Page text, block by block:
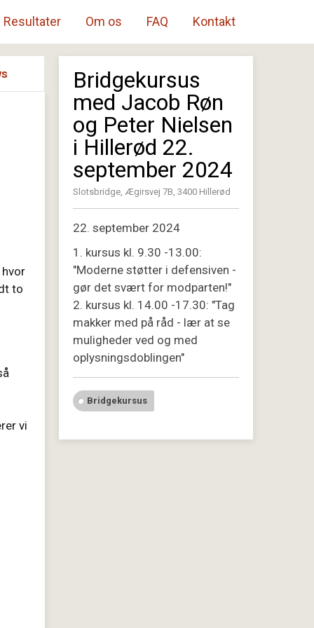
Resultater Om os FAQ Kontakt
to
vi
Bridgekursus
med Jacob Røn
og Peter Nielsen
i Hillerød 22.
september 2024
Slotsbridge, Ægirsvej 7B, 3400 Hillerød
22. september 2024
1. kursus kl. 9.30 -13.00:
"Moderne støtter i defensiven -
gør det svært for modparten!"
2. kursus kl. 14.00 -17.30: "Tag
makker med på råd - lær at se
muligheder ved og med
oplysningsdoblingen"
Bridgekursus